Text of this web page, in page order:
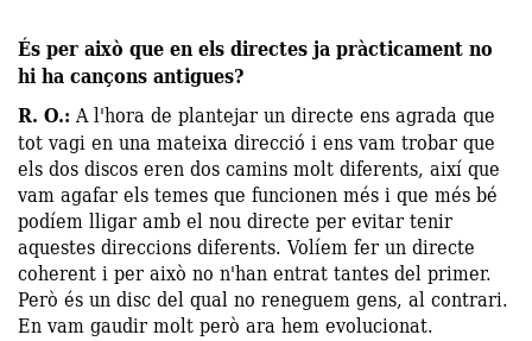
És per això que en els directes ja pràcticament no
hi ha cançons antigues?
R. O.: A l'hora de plantejar un directe ens agrada que
tot vagi en una mateixa direcció i ens vam trobar que
els dos discos eren dos camins molt diferents, així que
vam agafar els temes que funcionen més i que més bé
podíem lligar amb el nou directe per evitar tenir
aquestes direccions diferents. Volíem fer un directe
coherent i per això no n'han entrat tantes del primer.
Però és un disc del qual no reneguem gens, al contrari.
En vam gaudir molt però ara hem evolucionat.